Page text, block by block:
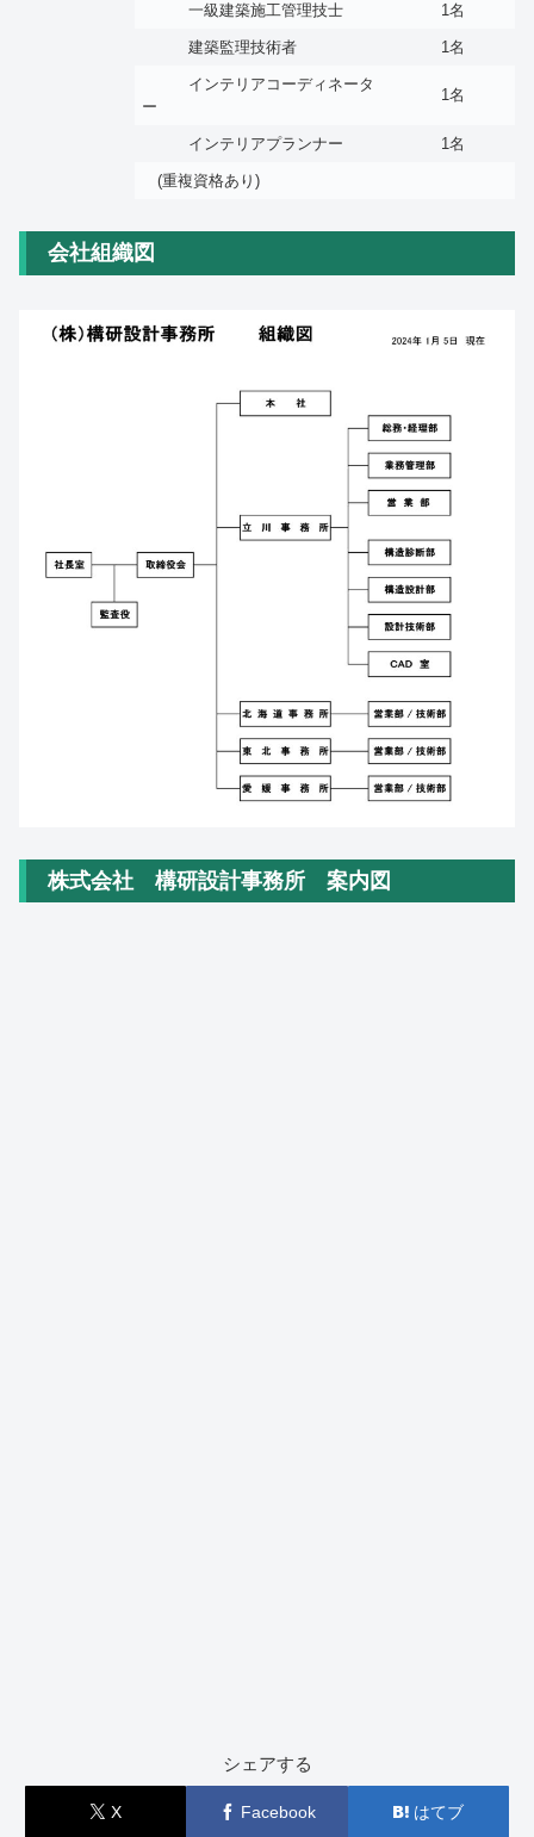
一級建築施工管理技士 1名
建築監理技術者 1名
インテリアコーディネータ
ー
1名
インテリアプランナー 1名
(重複資格あり)
会社組織図
株式会社 構研設計事務所 案内図
シェアする
X Facebook はてブ